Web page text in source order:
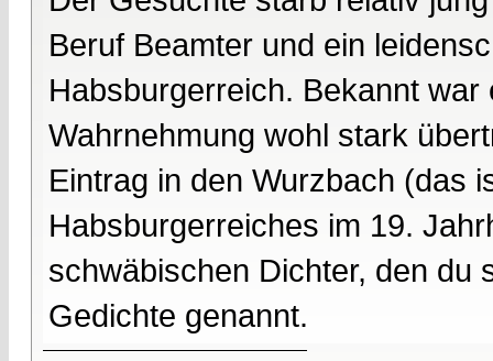
Beruf Beamter und ein
Habsburgerreich. Bekannt
Wahrnehmung wohl stark
Eintrag in den Wurzbach (das
Habsburgerreiches im 19.
schwäbischen Dichter, den du
Gedichte genannt.